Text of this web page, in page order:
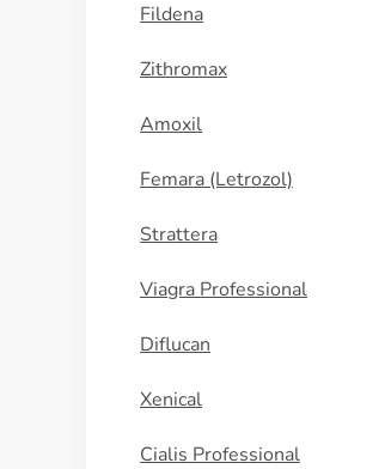
Fildena
Zithromax
Amoxil
Femara (Letrozol)
Strattera
Viagra Professional
Diflucan
Xenical
Cialis Professional